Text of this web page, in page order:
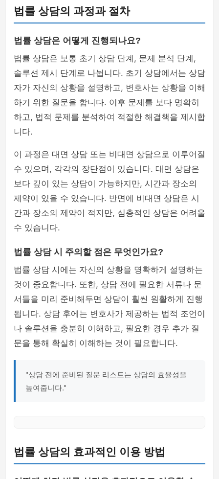
법률 상담의 과정과 절차
법률 상담은 어떻게 진행되나요?
법률 상담은 보통 초기 상담 단계, 문제 분석 단계,
솔루션 제시 단계로 나뉩니다. 초기 상담에서는 상담
자가 자신의 상황을 설명하고, 변호사는 상황을 이해
하기 위한 질문을 합니다. 이후 문제를 보다 명확히
하고, 법적 문제를 분석하여 적절한 해결책을 제시합
니다.
이 과정은 대면 상담 또는 비대면 상담으로 이루어질
수 있으며, 각각의 장단점이 있습니다. 대면 상담은
보다 깊이 있는 상담이 가능하지만, 시간과 장소의
제약이 있을 수 있습니다. 반면에 비대면 상담은 시
간과 장소의 제약이 적지만, 심층적인 상담은 어려울
수 있습니다.
법률 상담 시 주의할 점은 무엇인가요?
법률 상담 시에는 자신의 상황을 명확하게 설명하는
것이 중요합니다. 또한, 상담 전에 필요한 서류나 문
서들을 미리 준비해두면 상담이 훨씬 원활하게 진행
됩니다. 상담 후에는 변호사가 제공하는 법적 조언이
나 솔루션을 충분히 이해하고, 필요한 경우 추가 질
문을 통해 확실히 이해하는 것이 필요합니다.
"상담 전에 준비된 질문 리스트는 상담의 효율성을
높여줍니다."
법률 상담의 효과적인 이용 방법